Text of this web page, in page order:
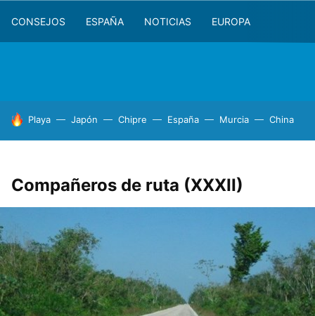
CONSEJOS ESPAÑA NOTICIAS EUROPA
HOY SE HABLA DE
Playa Japón Chipre España Murcia China
Compañeros de ruta (XXXII)